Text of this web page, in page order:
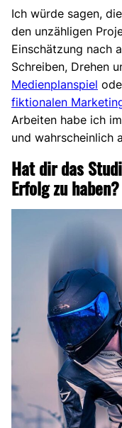
Ich würde sagen,
den unzähligen
Einschätzung nach
Schreiben, Drehen
Medienplanspiel
fiktionalen
Arbeiten habe ich
und wahrscheinlich
Hat dir das
Erfolg zu haben?